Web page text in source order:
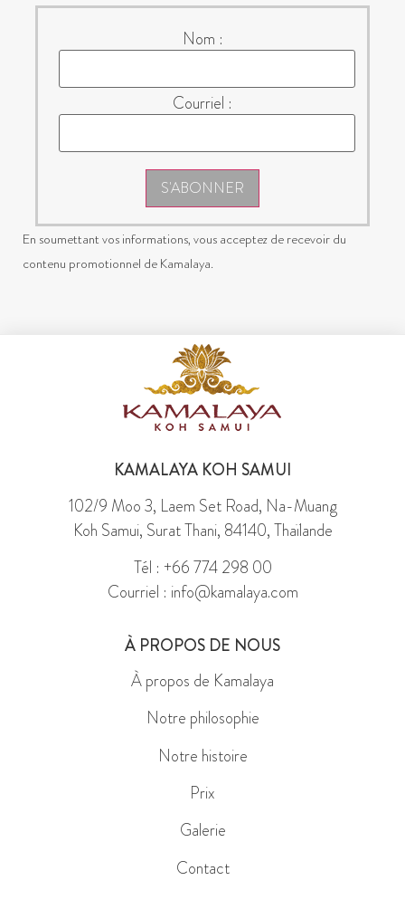
Nom :
Courriel :
S'ABONNER
En soumettant vos informations, vous acceptez de recevoir du
contenu promotionnel de Kamalaya.
KAMALAYA KOH SAMUI
102/9 Moo 3, Laem Set Road, Na-Muang
Koh Samui, Surat Thani, 84140, Thaïlande
Tél : +66 774 298 00
Courriel : info@kamalaya.com
À PROPOS DE NOUS
À propos de Kamalaya
Notre philosophie
Notre histoire
Prix
Galerie
Contact